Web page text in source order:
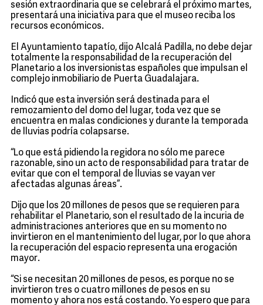
sesión extraordinaria que se celebrará el próximo martes,
presentará una iniciativa para que el museo reciba los
recursos económicos.
El Ayuntamiento tapatío, dijo Alcalá Padilla, no debe dejar
totalmente la responsabilidad de la recuperación del
Planetario a los inversionistas españoles que impulsan el
complejo inmobiliario de Puerta Guadalajara.
Indicó que esta inversión será destinada para el
remozamiento del domo del lugar, toda vez que se
encuentra en malas condiciones y durante la temporada
de lluvias podría colapsarse.
“Lo que está pidiendo la regidora no sólo me parece
razonable, sino un acto de responsabilidad para tratar de
evitar que con el temporal de lluvias se vayan ver
afectadas algunas áreas”.
Dijo que los 20 millones de pesos que se requieren para
rehabilitar el Planetario, son el resultado de la incuria de
administraciones anteriores que en su momento no
invirtieron en el mantenimiento del lugar, por lo que ahora
la recuperación del espacio representa una erogación
mayor.
“Si se necesitan 20 millones de pesos, es porque no se
invirtieron tres o cuatro millones de pesos en su
momento y ahora nos está costando. Yo espero que para